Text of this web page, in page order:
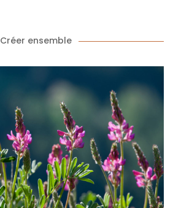
Créer ensemble